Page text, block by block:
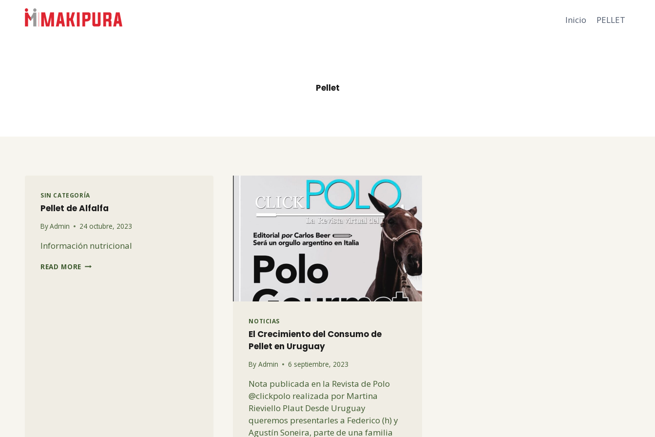
content
Inicio PELLET
Pellet
SIN CATEGORÍA
Pellet de Alfalfa
ByAdmin 24 octubre, 2023
Información nutricional
READ MORE PELLET
NOTICIAS
El Crecimiento del Consumo de
Pellet en Uruguay
By Admin 6 septiembre, 2023
Nota publicada en la Revista de Polo
@clickpolo realizada por Martina
Rieviello Plaut Desde Uruguay
queremos presentarles a Federico (h) y
Agustín Soneira, parte de una familia